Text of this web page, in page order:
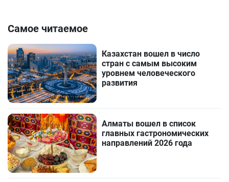
Самое читаемое
Казахстан вошел в число
стран с самым высоким
уровнем человеческого
развития
Алматы вошел в список
главных гастрономических
направлений 2026 года